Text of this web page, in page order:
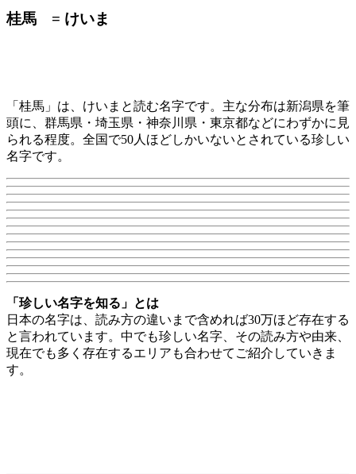
桂馬 = けいま
「桂馬」は、けいまと読む名字です。主な分布は新潟県を筆
頭に、群馬県・埼玉県・神奈川県・東京都などにわずかに見
られる程度。全国で50人ほどしかいないとされている珍しい
名字です。
「珍しい名字を知る」とは
日本の名字は、読み方の違いまで含めれば30万ほど存在する
と言われています。中でも珍しい名字、その読み方や由来、
現在でも多く存在するエリアも合わせてご紹介していきま
す。